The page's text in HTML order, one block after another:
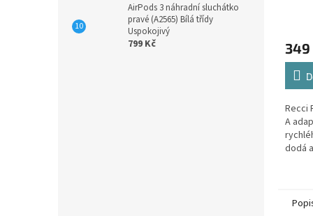
AirPods 3 náhradní sluchátko
pravé (A2565) Bílá třídy
Uspokojivý
799 Kč 349
Recci
A
dodá